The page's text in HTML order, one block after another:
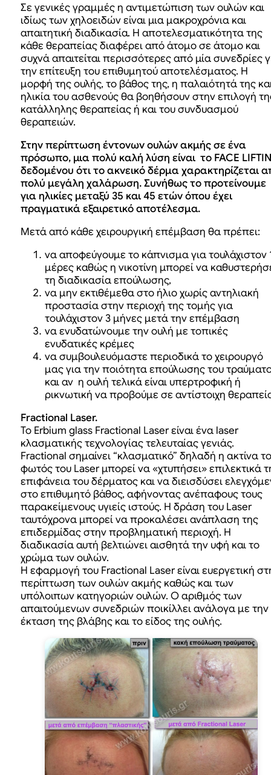
Σε γενικές γραμμές η αντιμετώπιση των ουλών και
ιδίως των χηλοειδών είναι μια μακροχρόνια και
απαιτητική διαδικασία. Η αποτελεσματικότητα της
κάθε θεραπείας διαφέρει από άτομο σε άτομο και
συχνά απαιτείται περισσότερες από μία συνεδρίες
την επίτευξη του επιθυμητού αποτελέσματος. Η
μορφή της ουλής, το βάθος της, η παλαιότητά της
ηλικία του ασθενούς θα βοηθήσουν στην επιλογή
κατάλληλης θεραπείας ή και του συνδυασμού
θεραπειών.
Στην περίπτωση έντονων ουλών ακμής σε ένα
πρόσωπο, μια πολύ καλή λύση είναι το FACE
δεδομένου ότι το ακνεικό δέρμα χαρακτηρίζεται
πολύ μεγάλη χαλάρωση. Συνήθως το προτείνουμε
για ηλικίες μεταξύ 35 και 45 ετών όπου έχει
πραγματικά εξαιρετικό αποτέλεσμα.
Μετά από κάθε χειρουργική επέμβαση θα πρέπει:
να αποφεύγουμε το κάπνισμα για τουλάχιστον
μέρες καθώς η νικοτίνη μπορεί να
τη διαδικασία επούλωσης,
να μην εκτιθέμεθα στο ήλιο χωρίς αντηλιακή
προστασία στην περιοχή της τομής για
τουλάχιστον 3 μήνες μετά την επέμβαση
να ενυδατώνουμε την ουλή με τοπικές
ενυδατικές κρέμες
να συμβουλευόμαστε περιοδικά το χειρουργό
μας για την ποιότητα επούλωσης του
και αν η ουλή τελικά είναι υπερτροφική ή
ρικνωτική να προβούμε σε αντίστοιχη
Fractional Laser.
Το Erbium glass Fractional Laser είναι ένα laser
κλασματικής τεχνολογίας τελευταίας γενιάς.
Fractional σημαίνει “κλασματικό” δηλαδή η ακτίνα
φωτός του Laser μπορεί να «χτυπήσει» επιλεκτικά
επιφάνεια του δέρματος και να διεισδύσει
στο επιθυμητό βάθος, αφήνοντας ανέπαφους τους
παρακείμενους υγιείς ιστούς. Η δράση του Laser
ταυτόχρονα μπορεί να προκαλέσει ανάπλαση της
επιδερμίδας στην προβληματική περιοχή. Η
διαδικασία αυτή βελτιώνει αισθητά την υφή και το
χρώμα των ουλών.
Η εφαρμογή του Fractional Laser είναι ευεργετική
περίπτωση των ουλών ακμής καθώς και των
υπόλοιπων κατηγοριών ουλών. Ο αριθμός των
απαιτούμενων συνεδριών ποικίλλει ανάλογα με την
έκταση της βλάβης και το είδος της ουλής.